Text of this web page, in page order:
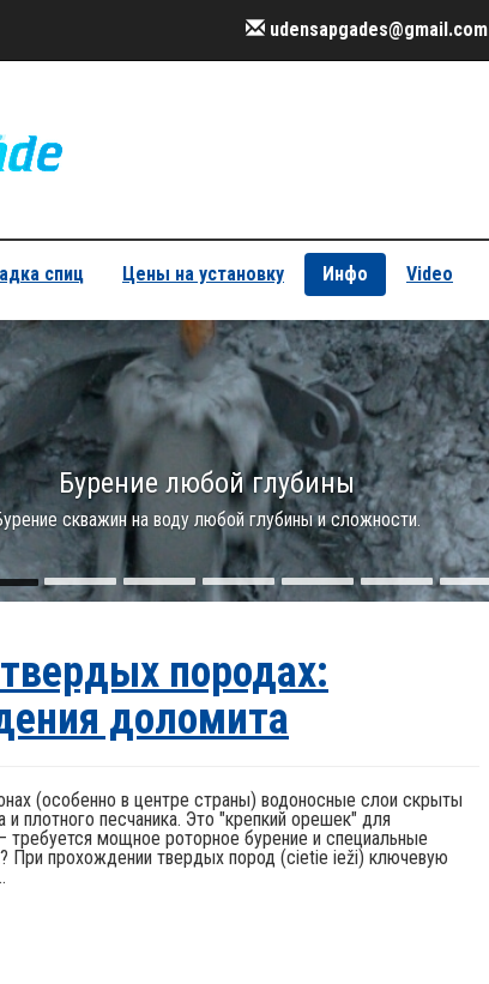
udensapgades@gmail.com
спиц Цены на установку Инфо Video
Бурение любой глубины
скважин на воду любой глубины и сложности.
породах:
доломита
(особенно в центре страны) водоносные слои скрыты
плотного песчаника. Это "крепкий орешек" для
мощное роторное бурение и специальные
При прохождении твердых пород (cietie ieži) ключевую